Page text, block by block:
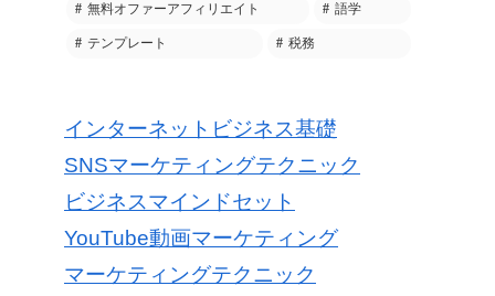
無料オファーアフィリエイト 語学
テンプレート 税務
インターネットビジネス基礎
SNSマーケティングテクニック
ビジネスマインドセット
YouTube動画マーケティング
マーケティングテクニック